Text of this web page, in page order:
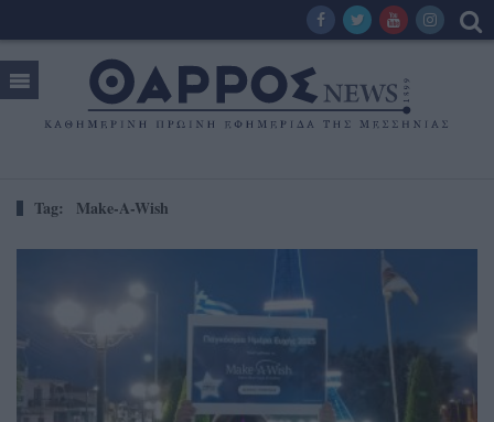
Tag: Make-A-Wish